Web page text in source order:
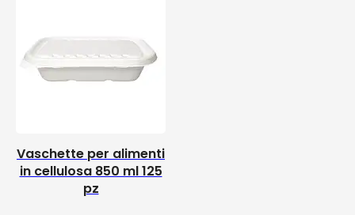
Vaschette per alimenti
in cellulosa 850 ml 125
pz